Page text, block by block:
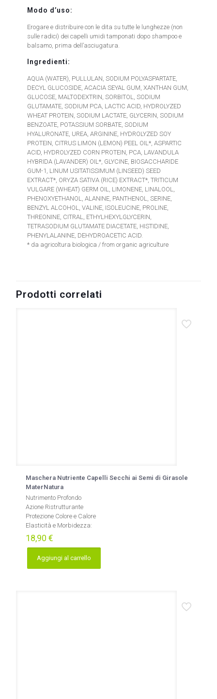
Modo d’uso:
Erogare e distribuire con le dita su tutte le lunghezze (non
sulle radici) dei capelli umidi tamponati dopo shampoo e
balsamo, prima dell’asciugatura.
Ingredienti:
AQUA (WATER), PULLULAN, SODIUM POLYASPARTATE,
DECYL GLUCOSIDE, ACACIA SEYAL GUM, XANTHAN GUM,
GLUCOSE, MALTODEXTRIN, SORBITOL, SODIUM
GLUTAMATE, SODIUM PCA, LACTIC ACID, HYDROLYZED
WHEAT PROTEIN, SODIUM LACTATE, GLYCERIN, SODIUM
BENZOATE, POTASSIUM SORBATE, SODIUM
HYALURONATE, UREA, ARGININE, HYDROLYZED SOY
PROTEIN, CITRUS LIMON (LEMON) PEEL OIL*, ASPARTIC
ACID, HYDROLYZED CORN PROTEIN, PCA, LAVANDULA
HYBRIDA (LAVANDER) OIL*, GLYCINE, BIOSACCHARIDE
GUM-1, LINUM USITATISSIMUM (LINSEED) SEED
EXTRACT*, ORYZA SATIVA (RICE) EXTRACT*, TRITICUM
VULGARE (WHEAT) GERM OIL, LIMONENE, LINALOOL,
PHENOXYETHANOL, ALANINE, PANTHENOL, SERINE,
BENZYL ALCOHOL, VALINE, ISOLEUCINE, PROLINE,
THREONINE, CITRAL, ETHYLHEXYLGLYCERIN,
TETRASODIUM GLUTAMATE DIACETATE, HISTIDINE,
PHENYLALANINE, DEHYDROACETIC ACID.
* da agricoltura biologica / from organic agriculture
Prodotti correlati
Maschera Nutriente Capelli Secchi ai Semi di Girasole
MaterNatura
Nutrimento Profondo
Azione Ristrutturante
Protezione Colore e Calore
Elasticità e Morbidezza:
18,90 €
Aggiungi al carrello